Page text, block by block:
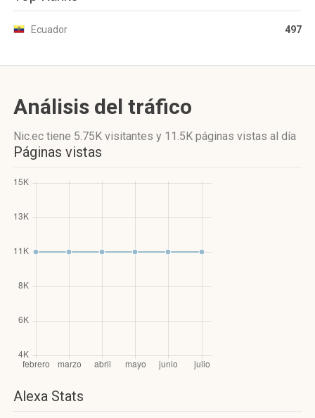
Ecuador 497
Análisis del tráfico
Nic.ec tiene 5.75K visitantes y 11.5K páginas vistas al día
Páginas vistas
Alexa Stats